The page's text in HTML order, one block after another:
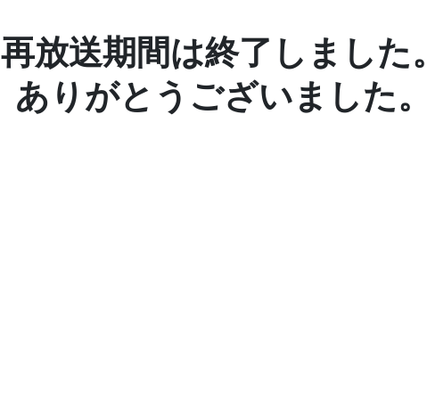
再放送期間は終了しました。
ありがとうございました。